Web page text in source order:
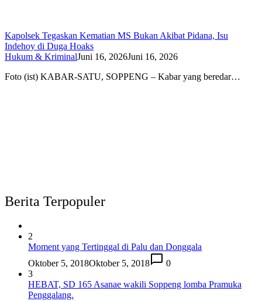
Kapolsek Tegaskan Kematian MS Bukan Akibat Pidana, Isu
Indehoy di Duga Hoaks
Hukum & KriminalJuni 16, 2026Juni 16, 2026
Foto (ist) KABAR-SATU, SOPPENG – Kabar yang beredar…
Berita Terpopuler
2
Moment yang Tertinggal di Palu dan Donggala
Oktober 5, 2018Oktober 5, 2018
0
3
HEBAT, SD 165 Asanae wakili Soppeng lomba Pramuka
Penggalang.